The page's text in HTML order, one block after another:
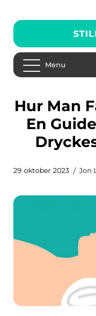
Menu
Hur Man Får en Glow Up:
En
29 oktober 2023 Jon